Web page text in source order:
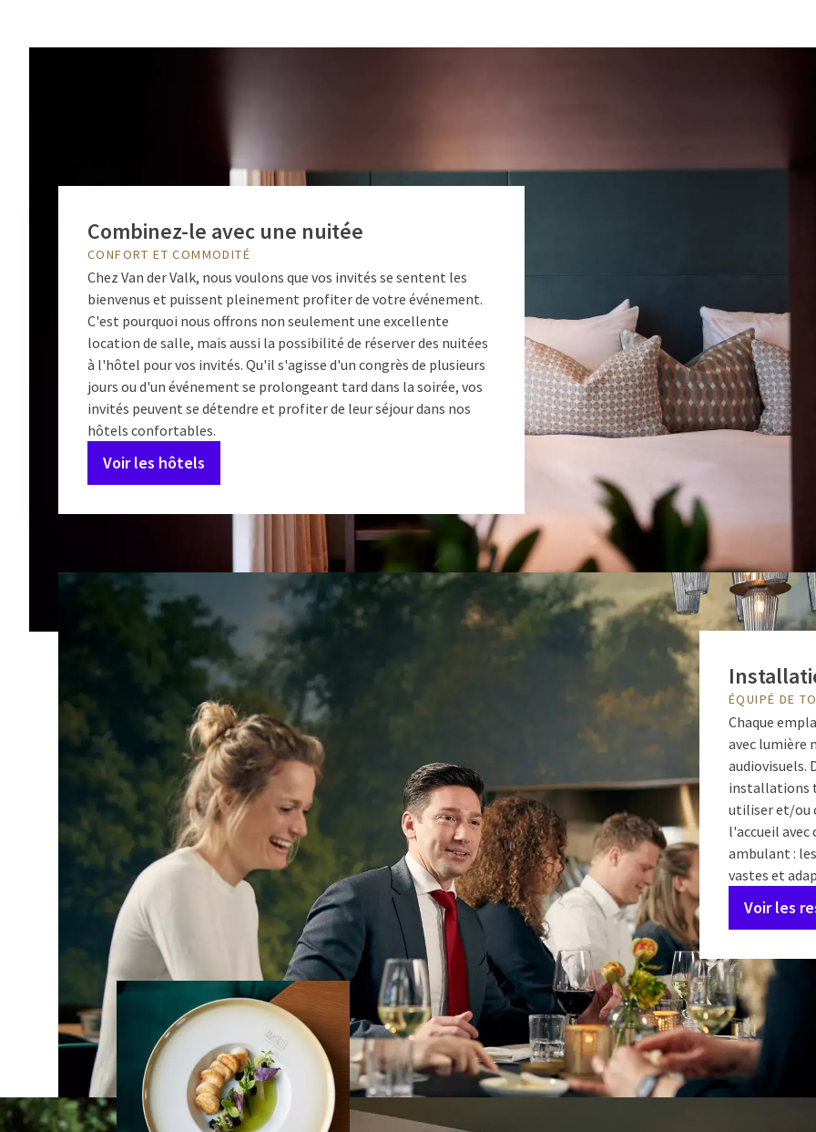
Combinez-le avec une nuitée
CONFORT ET COMMODITÉ
Chez Van der Valk, nous voulons que vos invités se sentent les
bienvenus et puissent pleinement profiter de votre événement.
C'est pourquoi nous offrons non seulement une excellente
location de salle, mais aussi la possibilité de réserver des nuitées
à l'hôtel pour vos invités. Qu'il s'agisse d'un congrès de plusieurs
jours ou d'un événement se prolongeant tard dans la soirée, vos
invités peuvent se détendre et profiter de leur séjour dans nos
hôtels confortables.
Voir les hôtels
ÉQUIPÉ DE
Chaque
avec lumière
audiovisuels.
installations
utiliser et/ou
l'accueil
ambulant :
vastes et
Voir les